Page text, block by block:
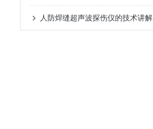
人防焊缝超声波探伤仪的技术讲解